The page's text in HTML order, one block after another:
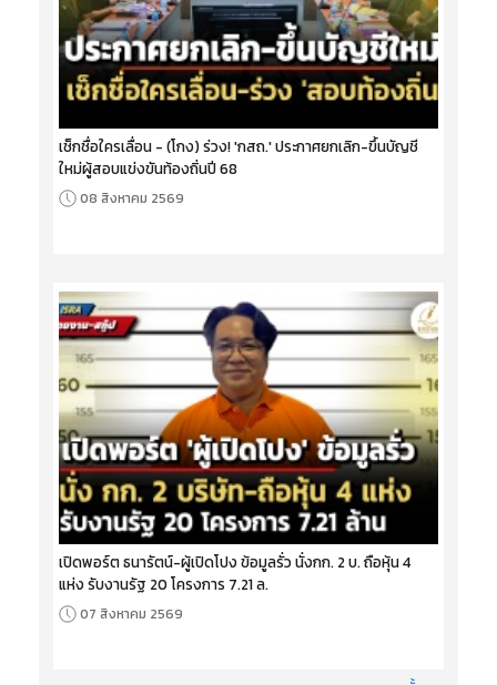
เช็กชื่อใครเลื่อน - (โกง) ร่วง! 'กสถ.' ประกาศยกเลิก-ขึ้นบัญชี
ใหม่ผู้สอบแข่งขันท้องถิ่นปี 68
08 สิงหาคม 2569
เปิดพอร์ต ธนารัตน์-ผู้เปิดโปง ข้อมูลรั่ว นั่งกก. 2 บ. ถือหุ้น 4
แห่ง รับงานรัฐ 20 โครงการ 7.21 ล.
07 สิงหาคม 2569